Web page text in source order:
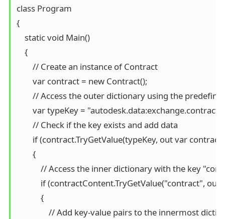
class Program
{
    static void Main()
    {
        // Create an instance of Contract
        var contract = new Contract();
// Access the outer dictionary using the
var typeKey =
        // Check if the key exists and add data
if (contract.TryGetValue(typeKey, out var
        {
// Access the inner dictionary with the key
if (contractContent.TryGetValue("contract",
            {
// Add key-value pairs to the innermost